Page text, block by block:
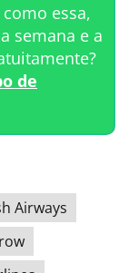
essa,
semana e a
de
Airways